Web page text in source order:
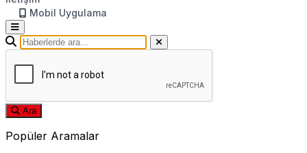
Mobil Uygulama
Ara
Popüler Aramalar